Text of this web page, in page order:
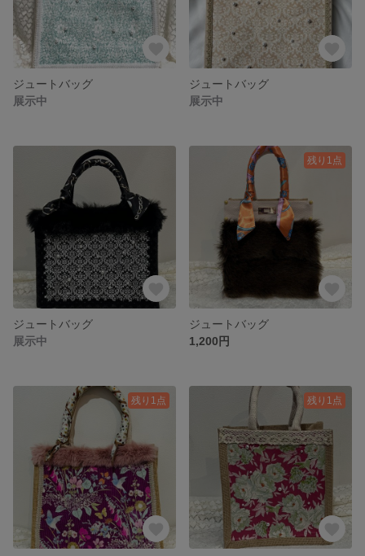
ジュートバッグ
展示中
ジュートバッグ
展示中
ジュートバッグ
展示中
残り1点
ジュートバッグ
1,200円
残り1点 残り1点